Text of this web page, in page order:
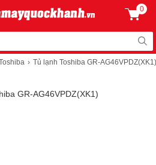
0
Tủ lạnh Toshiba GR-AG46VPDZ(XK1)